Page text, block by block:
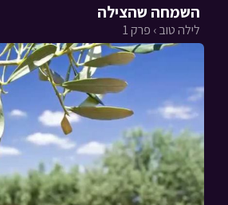
השמחה שהצילה
לילה טוב › פרק 1